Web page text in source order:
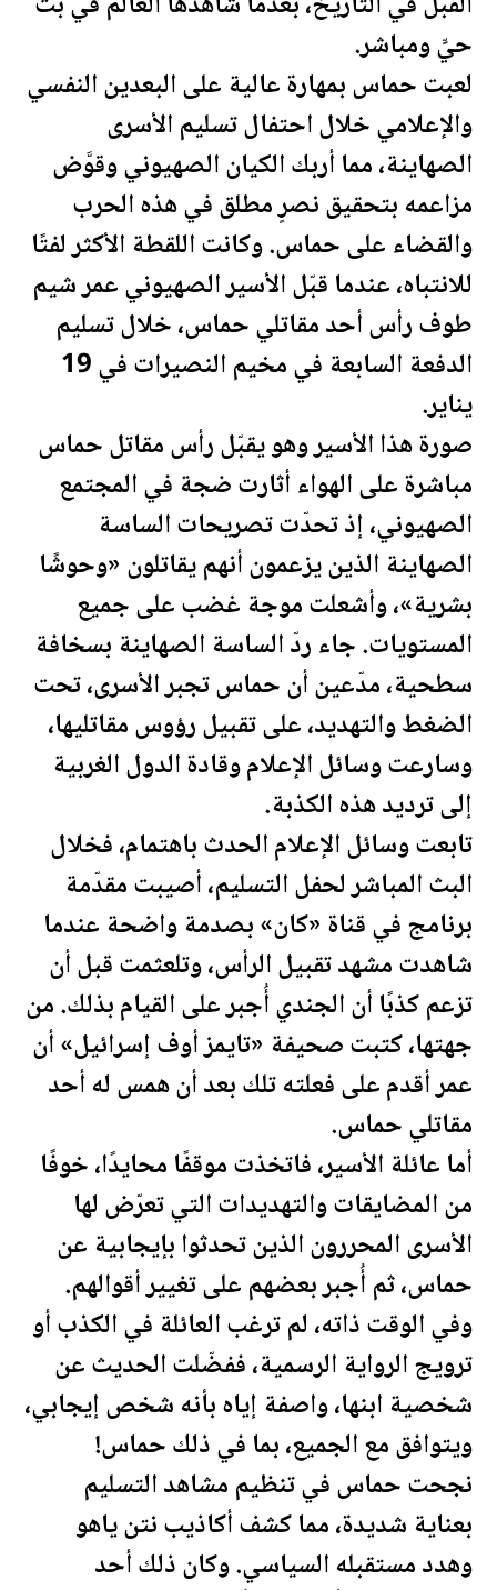
حيٍّ ومباشر.
لعبت حماس بمهارةعاليةعلى البعدين النفسي
والإعلامي خلال احتفال تسليم الأسرى
الصهاينة، مما أربك الكيان الصهيوني وقوَّض
مزاعمه بتحقيق نصرٍ مطلق في هذه الحرب
والقضاء على حماس. وكانت اللقطة الأكثر لفتًا
للانتباه، عندما قبّل الأسير الصهيوني عمر شيم
طوف رأس أحد مقاتلي حماس، خلال تسليم
الدفعة السابعة في مخيم النصيرات في 19
يناير.
صورة هذا الأسير وهو يقبّل رأس مقاتل حماس
مباشرة على الهواء أثارت ضجة في المجتمع
الصهيوني، إذ تحدّت تصريحات الساسة
الصهاينة الذين يزعمون أنهم يقاتلون «وحوشًا
بشرية»، وأشعلت موجة غضب على جميع
المستويات. جاء ردّ الساسة الصهاينة بسخافة
سطحية، مدّعين أن حماس تجبر الأسرى، تحت
الضغط والتهديد، على تقبيل رؤوس مقاتليها،
وسارعت وسائل الإعلام وقادة الدول الغربية
إلى ترديد هذه الكذبة.
تابعت وسائل الإعلام الحدث باهتمام، فخلال
البث المباشر لحفل التسليم، أصيبت مقدّمة
برنامج في قناة «كان» بصدمة واضحة عندما
شاهدت مشهد تقبيل الرأس، وتلعثمت قبل أن
تزعم كذبًا أن الجندي أُجبر على القيام بذلك. من
جهتها، كتبتصحيفة «تايمز أوف إسرائيل» أن
عمر أقدم على فعلته تلك بعد أن همس له أحد
مقاتلي حماس.
أما عائلة الأسير، فاتخذت موقفًا محايدًا، خوفًا
من المضايقات والتهديدات التي تعرّض لها
الأسرى المحررون الذين تحدثوا بإيجابية عن
حماس، ثم أُجبر بعضهم على تغيير أقوالهم.
وفي الوقت ذاته، لم ترغب العائلة في الكذب أو
ترويج الرواية الرسمية، ففضّلت الحديث عن
شخصية ابنها، واصفة إياه بأنه شخص إيجابي،
ويتوافق مع الجميع، بما في ذلك حماس!
نجحت حماس في تنظيم مشاهد التسليم
بعناية شديدة، مما كشف أكاذيب نتن ياهو
وهدد مستقبله السياسي. وكان ذلك أحد